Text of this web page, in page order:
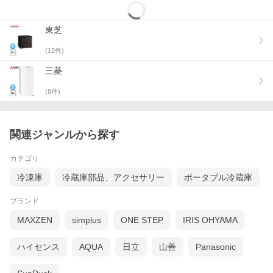
東芝
(12件)
三菱
(8件)
関連ジャンルから探す
カテゴリ
冷凍庫 冷蔵庫部品、アクセサリー ポータブル冷蔵庫
ブランド
MAXZEN simplus ONE STEP IRIS OHYAMA
ハイセンス AQUA 日立 山善 Panasonic